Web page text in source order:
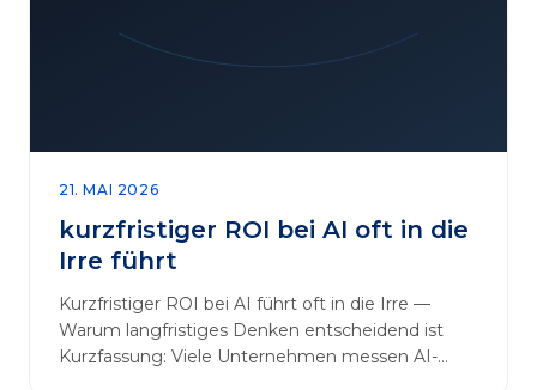
21. MAI 2026
kurzfristiger ROI bei AI oft in die
Irre führt
Kurzfristiger ROI bei AI führt oft in die Irre —
Warum langfristiges Denken entscheidend ist
Kurzfassung: Viele Unternehmen messen AI-